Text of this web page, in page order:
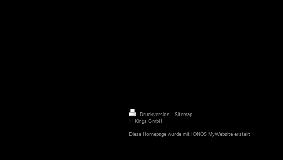
Druckversion | Sitemap
© Kings GmbH
Diese Homepage wurde mit IONOS MyWebsite erstellt.